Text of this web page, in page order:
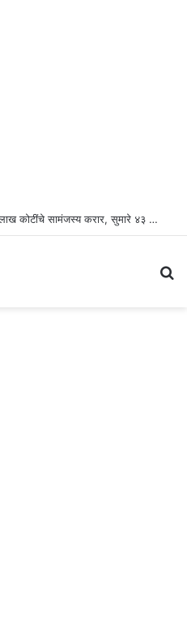
दावोस दौरा शंभर टक्के यशस्वी; ३७ लाख कोटींचे सामंजस्य करार, सुमारे ४३ लाख रोजगारनिर्मिती – उद्योगमंत्री डॉ. उदय सामंत